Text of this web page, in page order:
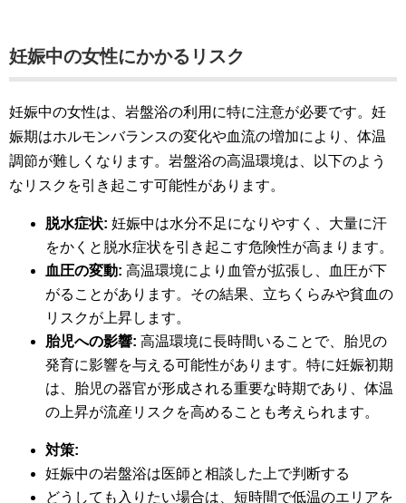
妊娠中の女性にかかるリスク
妊娠中の女性は、岩盤浴の利用に特に注意が必要です。妊
娠期はホルモンバランスの変化や血流の増加により、体温
調節が難しくなります。岩盤浴の高温環境は、以下のよう
なリスクを引き起こす可能性があります。
脱水症状: 妊娠中は水分不足になりやすく、大量に汗
をかくと脱水症状を引き起こす危険性が高まります。
血圧の変動: 高温環境により血管が拡張し、血圧が下
がることがあります。その結果、立ちくらみや貧血の
リスクが上昇します。
胎児への影響: 高温環境に長時間いることで、胎児の
発育に影響を与える可能性があります。特に妊娠初期
は、胎児の器官が形成される重要な時期であり、体温
の上昇が流産リスクを高めることも考えられます。
対策:
妊娠中の岩盤浴は医師と相談した上で判断する
どうしても入りたい場合は、短時間で低温のエリアを